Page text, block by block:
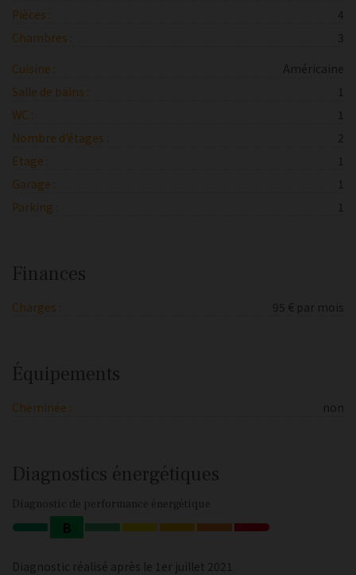
Pièces :
4
Chambres :
3
Cuisine :
Américaine
Salle de bains :
1
WC :
1
Nombre d'étages :
2
Etage :
1
Garage :
1
Parking :
1
Finances
Charges : 95 € par mois
Équipements
Cheminée : non
Diagnostics énergétiques
Diagnostic de performance énergétique
B
Diagnostic réalisé après le 1er juillet 2021